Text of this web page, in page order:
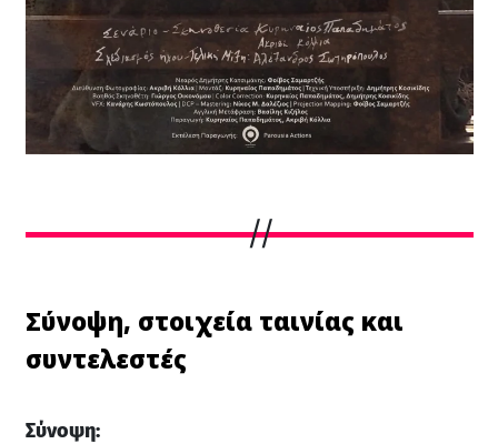
Σύνοψη, στοιχεία ταινίας και
συντελεστές
Σύνοψη: